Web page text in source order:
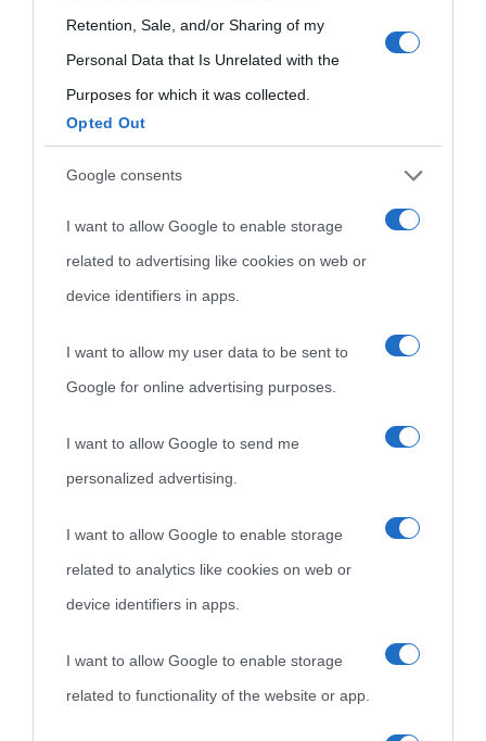
use your data for below specified purposes in below Google
consent section.
Retention, Sale, and/or Sharing of my
Personal Data that Is Unrelated with the
Purposes for which it was collected.
Opted Out
Google consents
I want to allow Google to enable storage
related to advertising like cookies on web or
device identifiers in apps.
I want to allow my user data to be sent to
Google for online advertising purposes.
I want to allow Google to send me
personalized advertising.
I want to allow Google to enable storage
related to analytics like cookies on web or
device identifiers in apps.
I want to allow Google to enable storage
related to functionality of the website or app.
Cultura
Cultura è un blog del sito Biografieonline © 2012-2025 •
come Affiliato Amazon il sito ricava commissioni sugli acquisti
nell'avversa.» (Aristotele -Frasi sulla cultura)
Biografie di
Ricorrenze Mappa del sito